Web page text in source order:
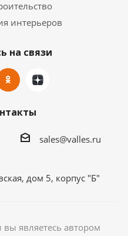
интерьеров
на связи
sales@valles.ru
дом 5, корпус "Б"
являетесь автором